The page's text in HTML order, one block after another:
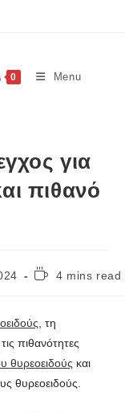
0 Menu
για
πιθανό
4 mins read
, τη
πιθανότητες
θυρεοειδούς και
θυρεοειδούς.